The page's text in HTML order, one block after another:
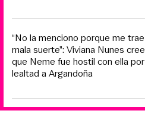
“No la menciono porque me trae
mala suerte”: Viviana Nunes cree
que Neme fue hostil con ella por
lealtad a Argandoña